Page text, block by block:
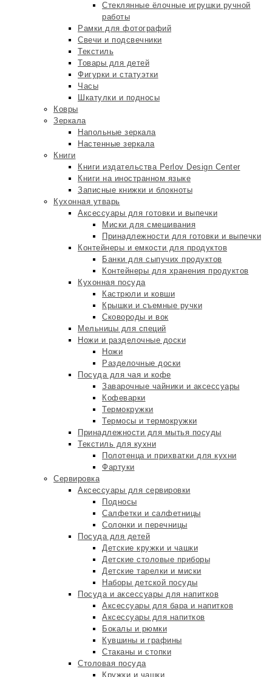
Стеклянные ёлочные игрушки ручной
работы
Рамки для фотографий
Свечи и подсвечники
Текстиль
Товары для детей
Фигурки и статуэтки
Часы
Шкатулки и подносы
Ковры
Зеркала
Напольные зеркала
Настенные зеркала
Книги
Книги издательства Perlov Design Center
Книги на иностранном языке
Записные книжки и блокноты
Кухонная утварь
Аксессуары для готовки и выпечки
Миски для смешивания
Принадлежности для готовки и выпечки
Контейнеры и емкости для продуктов
Банки для сыпучих продуктов
Контейнеры для хранения продуктов
Кухонная посуда
Кастрюли и ковши
Крышки и съемные ручки
Сковороды и вок
Мельницы для специй
Ножи и разделочные доски
Ножи
Разделочные доски
Посуда для чая и кофе
Заварочные чайники и аксессуары
Кофеварки
Термокружки
Термосы и термокружки
Принадлежности для мытья посуды
Текстиль для кухни
Полотенца и прихватки для кухни
Фартуки
Сервировка
Аксессуары для сервировки
Подносы
Салфетки и салфетницы
Солонки и перечницы
Посуда для детей
Детские кружки и чашки
Детские столовые приборы
Детские тарелки и миски
Наборы детской посуды
Посуда и аксессуары для напитков
Аксессуары для бара и напитков
Аксессуары для напитков
Бокалы и рюмки
Кувшины и графины
Стаканы и стопки
Столовая посуда
Кружки и чашки